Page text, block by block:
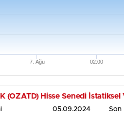
7. Ağu 02:00
(OZATD) Hisse Senedi İstatiksel
05.09.2024 Son